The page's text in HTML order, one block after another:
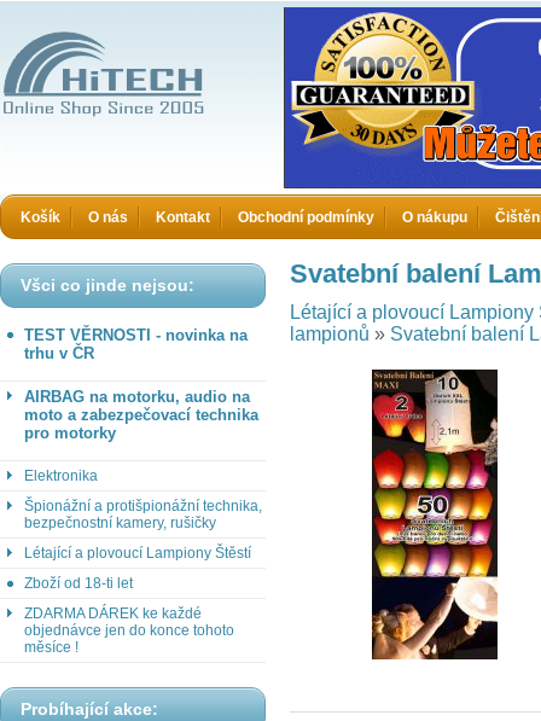
Košík O nás Kontakt Obchodní podmínky O nákupu
Všci co jinde nejsou:
TEST VĚRNOSTI - novinka na
trhu v ČR
AIRBAG na motorku, audio na
moto a zabezpečovací technika
pro motorky
Elektronika
Špionážní a protišpionážní technika,
bezpečnostní kamery, rušičky
Létající a plovoucí Lampiony Štěstí
Zboží od 18-ti let
ZDARMA DÁREK ke každé
objednávce jen do konce tohoto
měsíce !
Probíhající akce:
Svatební balení
Létající a plovoucí Lampiony
lampionů » Svatební balení